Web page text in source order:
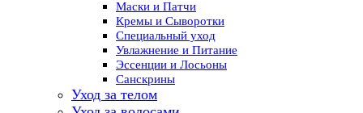
Маски и Патчи
Кремы и Сыворотки
Специальный уход
Увлажнение и Питание
Эссенции и Лосьоны
Санскрины
Уход за телом